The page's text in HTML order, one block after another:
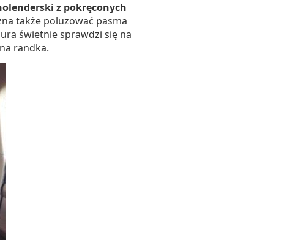
z pokręconych
także poluzować pasma
świetnie sprawdzi się na
randka.